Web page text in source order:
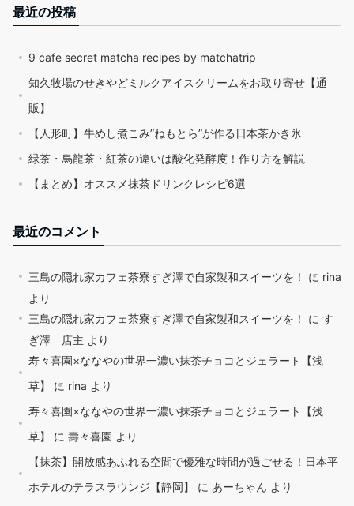
最近の投稿
9 cafe secret matcha recipes by matchatrip
知久牧場のせきやどミルクアイスクリームをお取り寄せ【通
販】
【人形町】牛めし煮こみ”ねもとら”が作る日本茶かき氷
緑茶・烏龍茶・紅茶の違いは酸化発酵度！作り方を解説
【まとめ】オススメ抹茶ドリンクレシピ6選
最近のコメント
三島の隠れ家カフェ茶寮すぎ澤で自家製和スイーツを！ に rina
より
三島の隠れ家カフェ茶寮すぎ澤で自家製和スイーツを！
に す
ぎ澤 店主 より
寿々喜園×ななやの世界一濃い抹茶チョコとジェラート【浅
草】
に rina より
寿々喜園×ななやの世界一濃い抹茶チョコとジェラート【浅
草】
に 壽々喜園 より
【抹茶】開放感あふれる空間で優雅な時間が過ごせる！日本平
ホテルのテラスラウンジ【静岡】
に あーちゃん より